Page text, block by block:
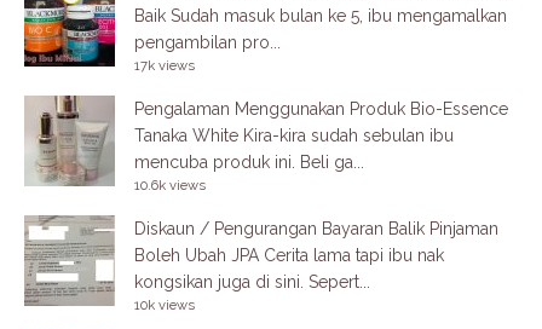
Baik Sudah masuk bulan ke 5, ibu mengamalkan
pengambilan pro...
17k views
Pengalaman Menggunakan Produk Bio-Essence
Tanaka White Kira-kira sudah sebulan ibu
mencuba produk ini. Beli ga...
10.6k views
Diskaun / Pengurangan Bayaran Balik Pinjaman
Boleh Ubah JPA Cerita lama tapi ibu nak
kongsikan juga di sini. Sepert...
10k views